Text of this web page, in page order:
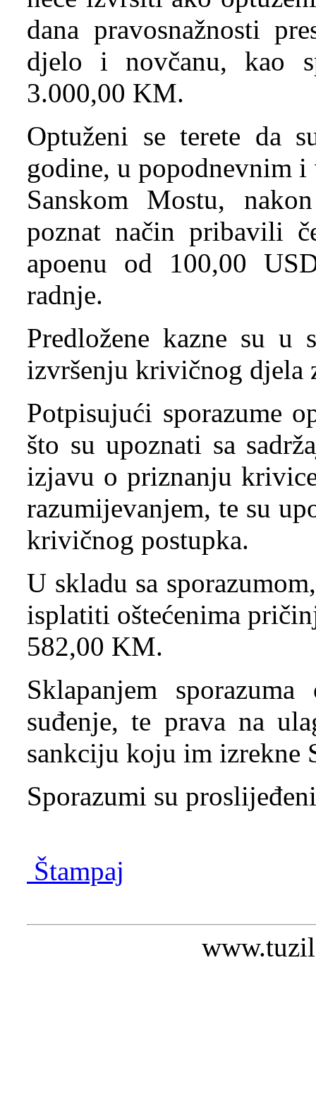
dana pravosnažnosti
djelo i novčanu, kao
3.000,00 KM.
Optuženi se terete da
godine, u popodnevnim
Sanskom Mostu,
poznat način pribavili
apoenu od 100,00
radnje.
Predložene kazne su u
izvršenju krivičnog djela
Potpisujući sporazume
što su upoznati sa
izjavu o priznanju
razumijevanjem, te su
krivičnog postupka.
U skladu sa
isplatiti oštećenima
582,00 KM.
Sklapanjem
suđenje, te prava na
sankciju koju im izrekne
Sporazumi su
Štampaj